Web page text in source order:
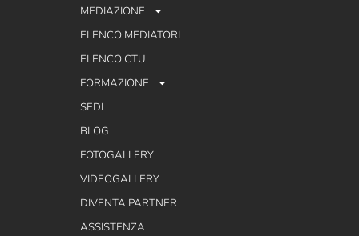
MEDIAZIONE
ELENCO MEDIATORI
ELENCO CTU
FORMAZIONE
SEDI
BLOG
FOTOGALLERY
VIDEOGALLERY
DIVENTA PARTNER
ASSISTENZA